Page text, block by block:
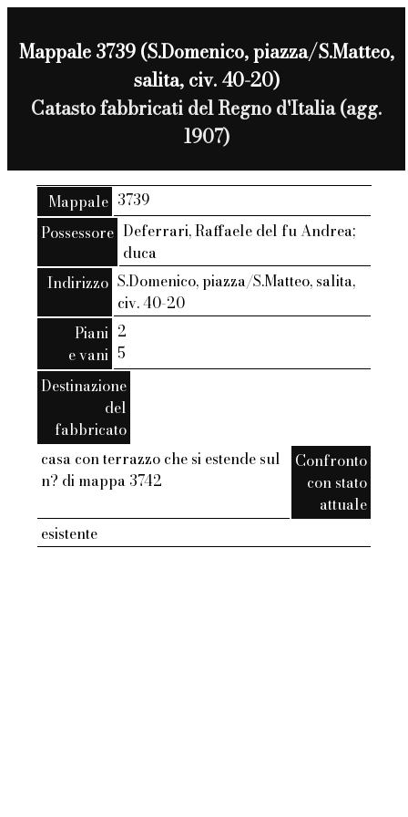
Mappale 3739 (S.Domenico, piazza/S.Matteo,
salita, civ. 40-20)
Catasto fabbricati del Regno d'Italia (agg.
1907)
Mappale 3739
Possessore Deferrari, Raffaele del fu Andrea;
duca
Indirizzo S.Domenico, piazza/S.Matteo, salita,
civ. 40-20
Piani
e vani
2
5
Destinazione
del
fabbricato
casa con terrazzo che si estende sul
n? di mappa 3742
Confronto
con stato
attuale
esistente